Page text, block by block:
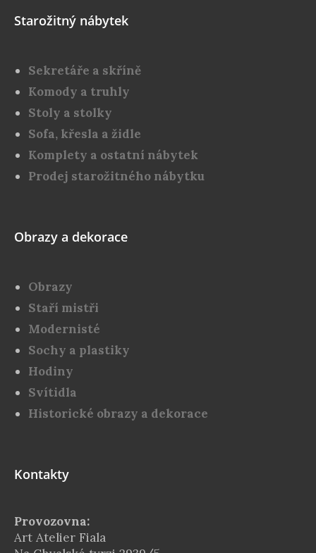
Starožitný nábytek
Sekretáře a skříně
Komody a truhly
Stoly a stolky
Sofa, křesla a židle
Komplety a ostatní nábytek
Prodej starožitného nábytku
Obrazy a dekorace
Obrazy
Staří mistři
Modernisté
Sochy a plastiky
Hodiny
Svítidla
Historické obrazy a dekorace
Kontakty
Provozovna:
Art Atelier Fiala